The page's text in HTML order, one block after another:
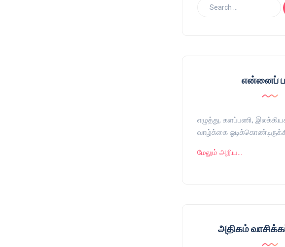
என்னைப்
எழுத்து, களப்பணி,
வாழ்க்கை
மேலும் அறிய…
அதிகம்